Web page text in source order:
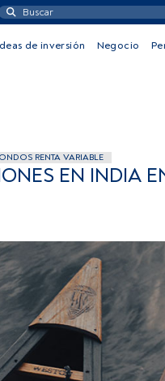
de inversión Negocio
RENTA VARIABLE
EN INDIA